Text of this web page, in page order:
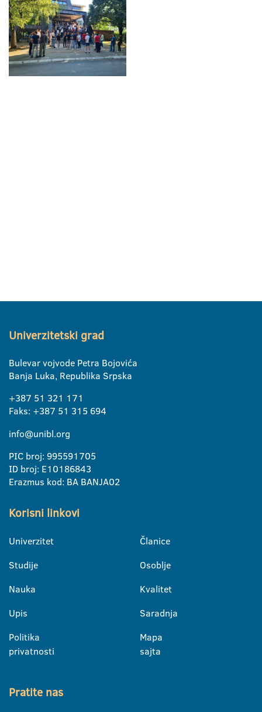
Univerzitetski grad
Bulevar vojvode Petra Bojovića
Banja Luka, Republika Srpska
+387 51 321 171
Faks: +387 51 315 694
info@unibl.org
PIC broj: 995591705
ID broj: E10186843
Erazmus kod: BA BANJA02
Korisni linkovi
Univerzitet
Studije
Nauka
Upis
Politika
privatnosti
Članice
Osoblje
Kvalitet
Saradnja
Mapa
sajta
Pratite nas